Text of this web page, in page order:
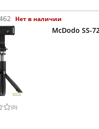
Нет в наличии
McDodo SS-
(0)